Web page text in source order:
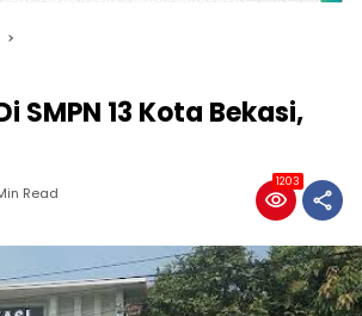
SMPN 13 Kota Bekasi,
Read
1203